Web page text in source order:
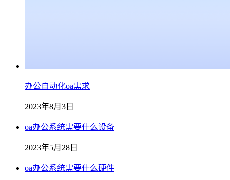
办公自动化oa需求
2023年8月3日
oa办公系统需要什么设备
2023年5月28日
oa办公系统需要什么硬件